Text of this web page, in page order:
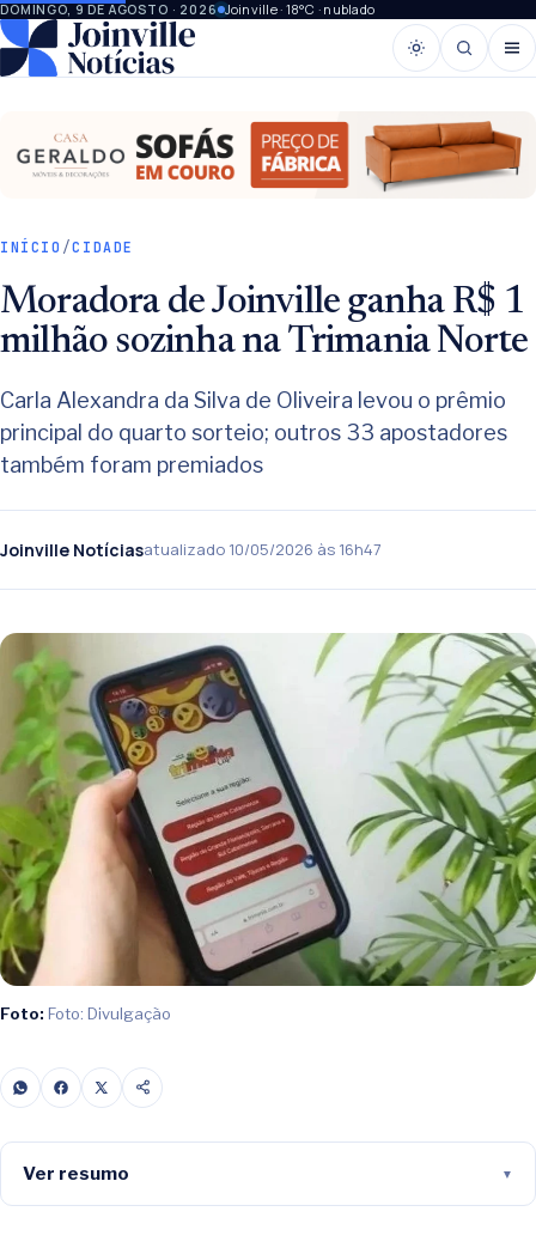
DOMINGO, 9 DE AGOSTO · 2026 Joinville · 18°C · nublado
INÍCIO /CIDADE
Moradora de Joinville ganha R$ 1
milhão sozinha na Trimania Norte
Carla Alexandra da Silva de Oliveira levou o prêmio
principal do quarto sorteio; outros 33 apostadores
também foram premiados
Joinville Notíciasatualizado 10/05/2026 às 16h47
Foto: Foto: Divulgação
Ver resumo